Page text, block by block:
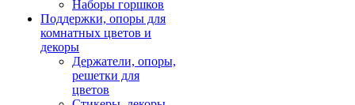
Наборы горшков
Поддержки, опоры для
комнатных цветов и
декоры
Держатели, опоры,
решетки для
цветов